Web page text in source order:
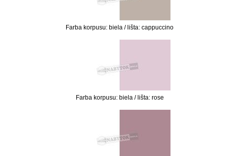
Farba korpusu: biela / lišta: cappuccino
Farba korpusu: biela / lišta: rose